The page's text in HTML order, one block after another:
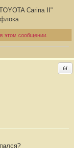
Carina II"
этом сообщении.